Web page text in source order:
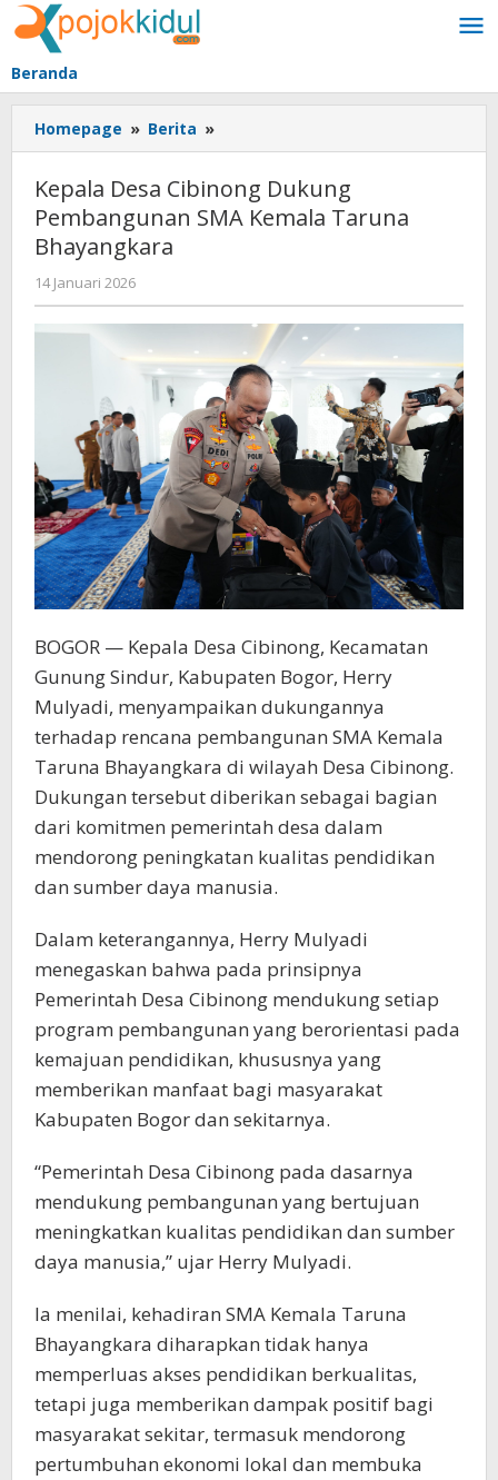
Lewati
ke
konten
Beranda
Homepage » Berita »
Desa
Dukung
Pembangunan
Bhayangkara
Kepala Desa Cibinong Dukung
Pembangunan SMA Kemala Taruna
Bhayangkara
14 Januari 2026
BangAdmin
BOGOR — Kepala Desa Cibinong, Kecamatan
Gunung Sindur, Kabupaten Bogor, Herry
Mulyadi, menyampaikan dukungannya
terhadap rencana pembangunan SMA Kemala
Taruna Bhayangkara di wilayah Desa Cibinong.
Dukungan tersebut diberikan sebagai bagian
dari komitmen pemerintah desa dalam
mendorong peningkatan kualitas pendidikan
dan sumber daya manusia.
Dalam keterangannya, Herry Mulyadi
menegaskan bahwa pada prinsipnya
Pemerintah Desa Cibinong mendukung setiap
program pembangunan yang berorientasi pada
kemajuan pendidikan, khususnya yang
memberikan manfaat bagi masyarakat
Kabupaten Bogor dan sekitarnya.
“Pemerintah Desa Cibinong pada dasarnya
mendukung pembangunan yang bertujuan
meningkatkan kualitas pendidikan dan sumber
daya manusia,” ujar Herry Mulyadi.
Ia menilai, kehadiran SMA Kemala Taruna
Bhayangkara diharapkan tidak hanya
memperluas akses pendidikan berkualitas,
tetapi juga memberikan dampak positif bagi
masyarakat sekitar, termasuk mendorong
pertumbuhan ekonomi lokal dan membuka